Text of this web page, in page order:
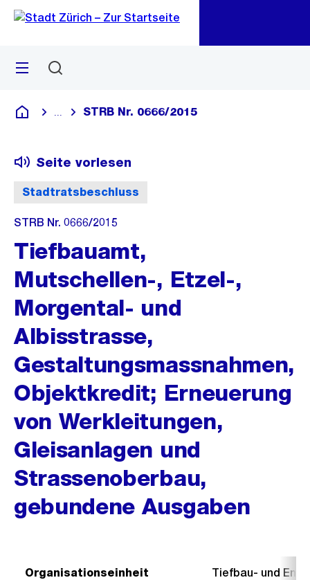
Navigation
Sprunglink
Menü
Deutsch
Blende alle Breadcrumbs ein
STRB Nr. 0666/2015
Stadtratsbeschluss
Seite vorlesen
STRB Nr. 0666/2015
Tiefbauamt,
Mutschellen-, Etzel-,
Morgental- und
Albisstrasse,
Gestaltungsmassnahmen,
Objektkredit; Erneuerung
von Werkleitungen,
Gleisanlagen und
Strassenoberbau,
gebundene Ausgaben
Organisationseinheit Tiefbau- und